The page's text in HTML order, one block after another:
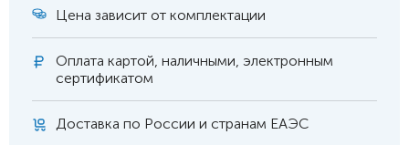
Цена зависит от комплектации
Оплата картой, наличными, электронным
сертификатом
Доставка по России и странам ЕАЭС